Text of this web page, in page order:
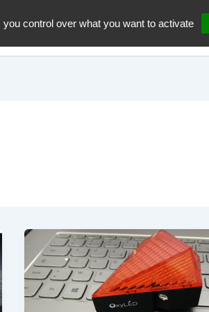
Accueil
control over what you want to activate